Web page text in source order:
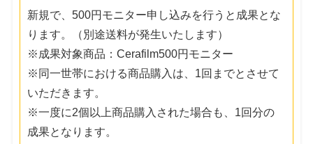
新規で、500円モニター申し込みを行うと成果とな
ります。（別途送料が発生いたします）
※成果対象商品：Cerafilm500円モニター
※同一世帯における商品購入は、1回までとさせて
いただきます。
※一度に2個以上商品購入された場合も、1回分の
成果となります。